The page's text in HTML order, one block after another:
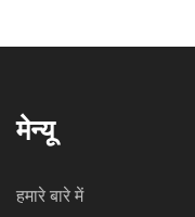
मेन्यू
हमारे बारे में